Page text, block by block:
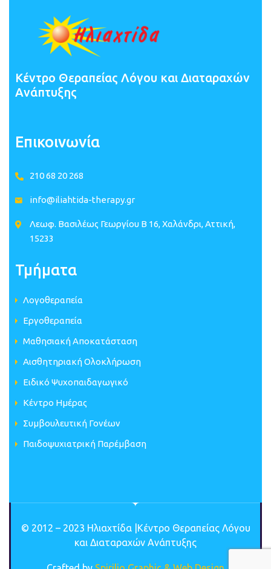
Κέντρο Θεραπείας Λόγου και Διαταραχών
Ανάπτυξης
Επικοινωνία
210 68 20 268
info@iliahtida-therapy.gr
Λεωφ. Βασιλέως Γεωργίου B 16, Χαλάνδρι, Αττική,
15233
Τμήματα
Λογοθεραπεία
Εργοθεραπεία
Μαθησιακή Αποκατάσταση
Αισθητηριακή Ολοκλήρωση
Ειδικό Ψυχοπαιδαγωγικό
Κέντρο Ημέρας
Συμβουλευτική Γονέων
Παιδοψυχιατρική Παρέμβαση
© 2012 – 2023 Ηλιαχτίδα |Κέντρο Θεραπείας Λόγου
και Διαταραχών Ανάπτυξης